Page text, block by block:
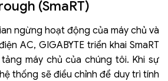
(SmaRT)
ngừng hoạt động của máy chủ và
AC, GIGABYTE triển khai SmaRT
máy chủ của chúng tôi. Khi sự
thống sẽ điều chỉnh để duy trì tính